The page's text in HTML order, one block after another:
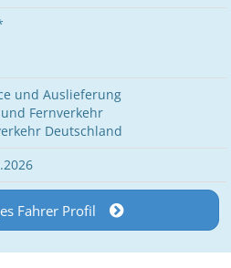
und Auslieferung
Fernverkehr
Deutschland
Fahrer Profil